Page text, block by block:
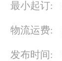
最小起订:
物流运费:
发布时间: